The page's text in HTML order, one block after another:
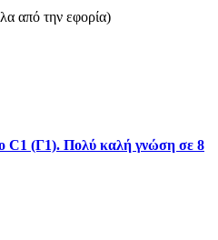
από την εφορία)
C1 (Γ1). Πολύ καλή γνώση σε 8